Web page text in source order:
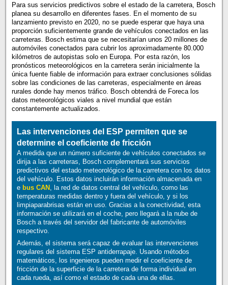
Para sus servicios predictivos sobre el estado de la carretera, Bosch
planea su desarrollo en diferentes fases. En el momento de su
lanzamiento previsto en 2020, no se puede esperar que haya una
proporción suficientemente grande de vehículos conectados en las
carreteras. Bosch estima que se necesitarían unos 20 millones de
automóviles conectados para cubrir los aproximadamente 80.000
kilómetros de autopistas solo en Europa. Por esta razón, los
pronósticos meteorológicos en la carretera serán inicialmente la
única fuente fiable de información para extraer conclusiones sólidas
sobre las condiciones de las carreteras, especialmente en áreas
rurales donde hay menos tráfico. Bosch obtendrá de Foreca los
datos meteorológicos viales a nivel mundial que están
constantemente actualizados.
Las intervenciones del ESP permiten que se
determine el coeficiente de fricción
A medida que un número suficiente de vehículos conectados se
dirija a las carreteras, Bosch complementará sus servicios
predictivos del estado meteorológico de la carretera con los datos
del vehículo. Estos datos incluirán información almacenada en
e bus CAN , la red de datos central del vehículo, como las
temperaturas medidas dentro y fuera del vehículo, y si los
limpiaparabrisas están en uso. Gracias a la conectividad, esta
información se utilizará en el coche, pero llegará a la nube de
Bosch a través del servidor del fabricante de automóviles
respectivo.
Además, el sistema será capaz de evaluar las intervenciones
regulares del sistema ESP antiderrapaje. Usando métodos
matemáticos, los ingenieros pueden medir el coeficiente de
fricción de la superficie de la carretera de forma individual en
cada rueda, así como el estado de cada una de ellas.